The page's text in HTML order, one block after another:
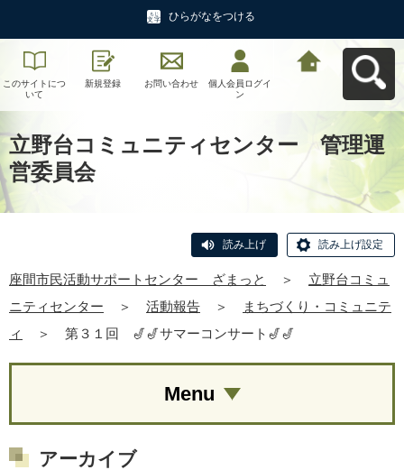
ひらがなをつける
このサイトにつ
いて
新規登録 お問い合わせ
個人会員ログイ
ン
立野台コミュニティセンター 管理運
営委員会
読み上げ 読み上げ設定
座間市民活動サポートセンター ざまっと ＞
立野台コミュ
ニティセンター
＞ 活動報告 ＞
まちづくり・コミュニテ
ィ
＞ 第３１回 🎷🎷サマーコンサート🎷🎷
Menu
アーカイブ